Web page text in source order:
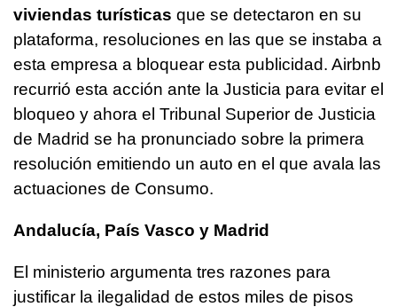
viviendas turísticas que se detectaron en su
plataforma, resoluciones en las que se instaba a
esta empresa a bloquear esta publicidad. Airbnb
recurrió esta acción ante la Justicia para evitar el
bloqueo y ahora el Tribunal Superior de Justicia
de Madrid se ha pronunciado sobre la primera
resolución emitiendo un auto en el que avala las
actuaciones de Consumo.
Andalucía, País Vasco y Madrid
El ministerio argumenta tres razones para
justificar la ilegalidad de estos miles de pisos